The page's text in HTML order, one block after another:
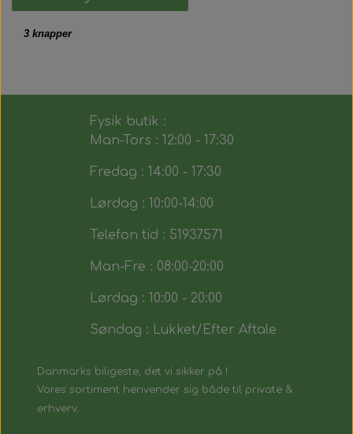
3 knapper
Fysik butik :
Man-Tors : 12:00 - 17:30
Fredag : 14:00 - 17:30
Lørdag : 10:00-14:00
Telefon tid : 51937571
Man-Fre : 08:00-20:00
Lørdag : 10:00 - 20:00
Søndag : Lukket/Efter Aftale
Danmarks biligeste, det vi sikker på !
Vores sortiment henvender sig både til private &
erhverv.